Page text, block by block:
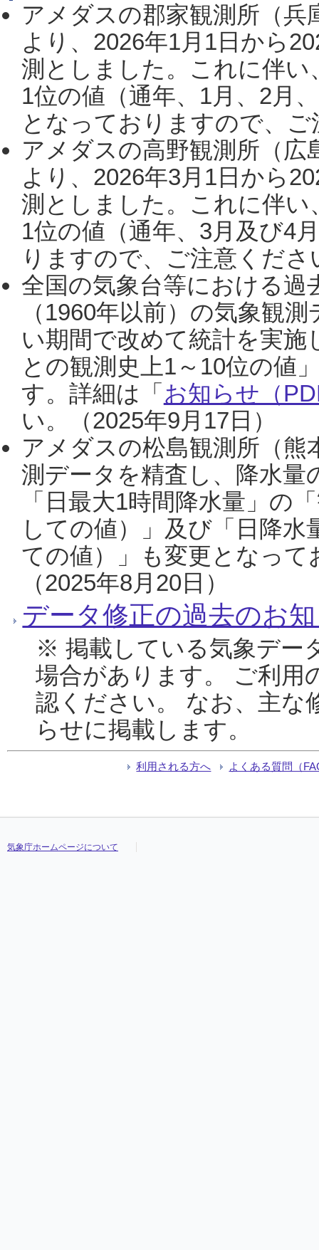
アメダスの郡家観測所（
より、2026年1月1日から
測としました。これに伴い
1位の値（通年、1月、2月
となっておりますので、
アメダスの高野観測所（
より、2026年3月1日から
測としました。これに伴い
1位の値（通年、3月及び4
りますので、ご注意くだ
全国の気象台等における過
（1960年以前）の気象観
い期間で改めて統計を実
との観測史上1～10位の値
す。詳細は「 お知らせ（
い。（2025年9月17日）
アメダスの松島観測所（熊
測データを精査し、降水
「日最大1時間降水量」の
しての値）」及び「日降
ての値）」も変更となっ
（2025年8月20日）
データ修正の過去のお
※ 掲載している気象デー
場合があります。 ご利用
認ください。 なお、主な
らせに掲載します。
利用される方へ よくある質問（
気象庁ホームページについて